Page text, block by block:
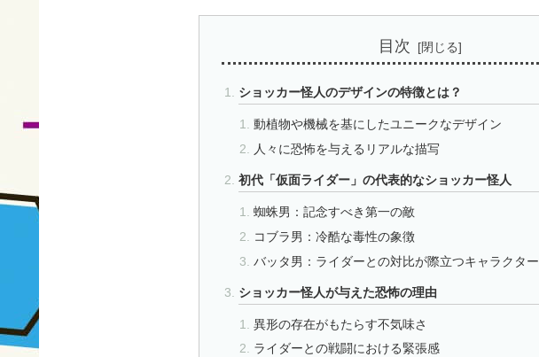
目次
ショッカー怪人のデザインの特徴とは？
動植物や機械を基にしたユニークなデザイン
人々に恐怖を与えるリアルな描写
初代「仮面ライダー」の代表的なショッカー怪人
蜘蛛男：記念すべき第一の敵
コブラ男：冷酷な毒性の象徴
バッタ男：ライダーとの対比が際立つキャラクター
ショッカー怪人が与えた恐怖の理由
異形の存在がもたらす不気味さ
ライダーとの戦闘における緊張感